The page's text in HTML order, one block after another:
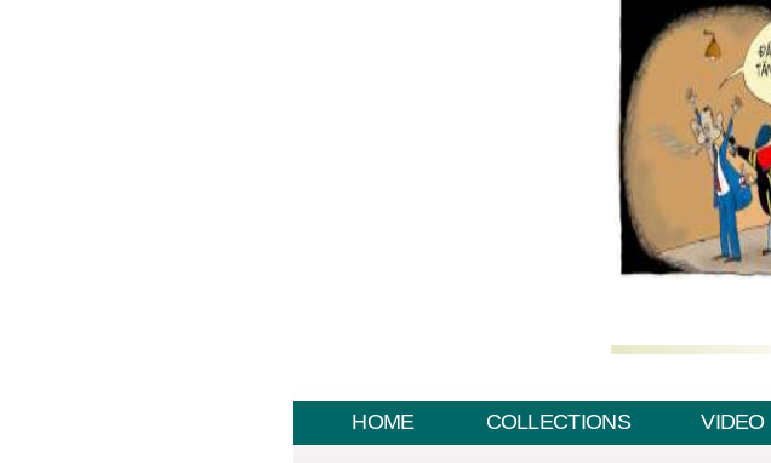
HOME COLLECTIONS VIDEO